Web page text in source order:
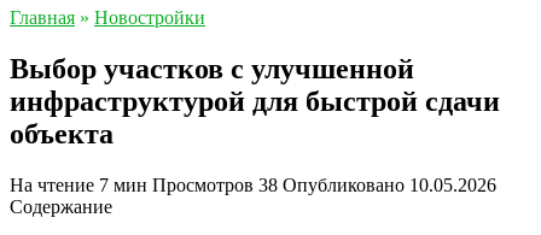
Главная » Новостройки
Выбор участков с улучшенной
инфраструктурой для быстрой сдачи
объекта
На чтение 7 мин Просмотров 38 Опубликовано 10.05.2026
Содержание